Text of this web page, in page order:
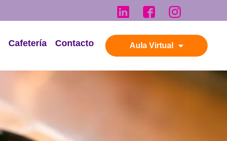
Cafetería Contacto Aula Virtual